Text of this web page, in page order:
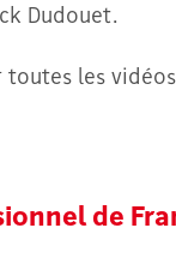
Dudouet.
toutes les
de